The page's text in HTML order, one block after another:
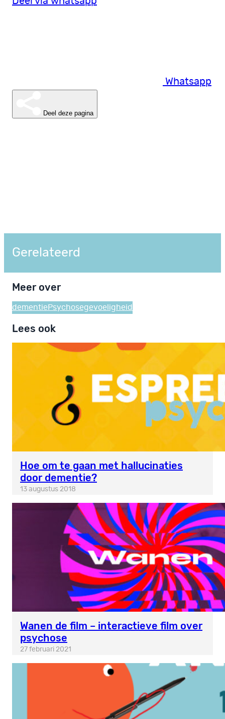
Whatsapp
Deel deze pagina
Gerelateerd
Meer over
dementie Psychosegevoeligheid
Lees ook
Hoe om te gaan met hallucinaties
door dementie?
13 augustus 2018
Wanen de film – interactieve film over
psychose
27 februari 2021